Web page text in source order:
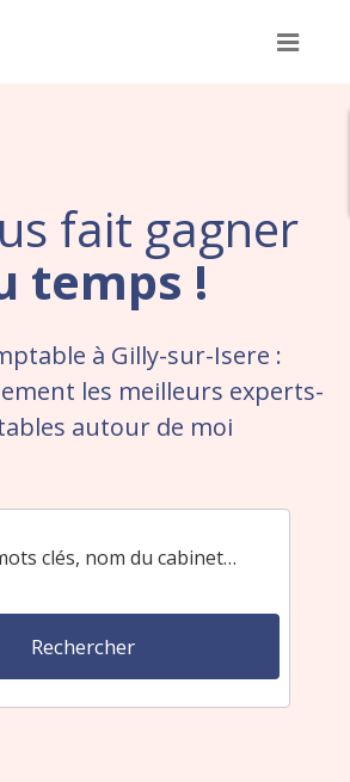
Menu
fait gagner
temps !
à Gilly-sur-Isere :
les meilleurs experts-
autour de moi